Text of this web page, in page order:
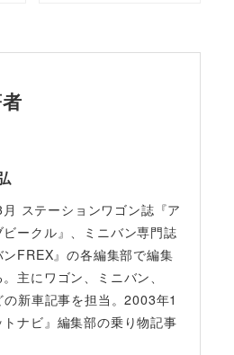
ステーションワゴン誌『ア
ビークル』、ミニバン専門誌
ンFREX』の各編集部で編集
主にワゴン、ミニバン、
の新車記事を担当。2003年1
トナビ』編集部の乗り物記事